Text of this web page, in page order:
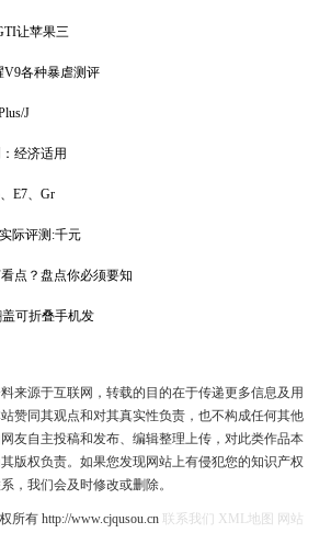
让苹果三
V9各种暴虐测评
J
经济适用
E7、Gr
际评测:千元
点？盘点你必须要知
盖可折叠手机发
来源于互联网，转载的目的在于传递更多信息及用
赞同其观点和对其真实性负责，也不构成任何其他
友自主投稿和发布、编辑整理上传，对此类作品本
版权负责。如果您发现网站上有侵犯您的知识产权
，我们会及时修改或删除。
所有 http://www.cjqusou.cn 联系我们 XML地图
网站